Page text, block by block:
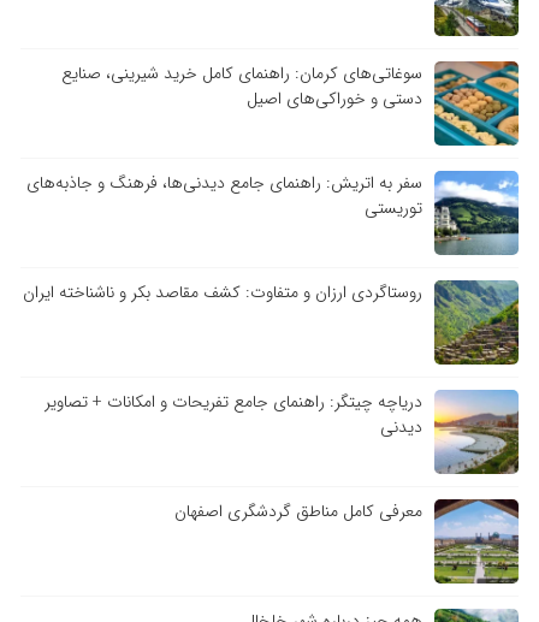
سوغاتی‌های کرمان: راهنمای کامل خرید شیرینی، صنایع
دستی و خوراکی‌های اصیل
سفر به اتریش: راهنمای جامع دیدنی‌ها، فرهنگ و جاذبه‌های
توریستی
روستاگردی ارزان و متفاوت: کشف مقاصد بکر و ناشناخته ایران
دریاچه چیتگر: راهنمای جامع تفریحات و امکانات + تصاویر
دیدنی
معرفی کامل مناطق گردشگری اصفهان